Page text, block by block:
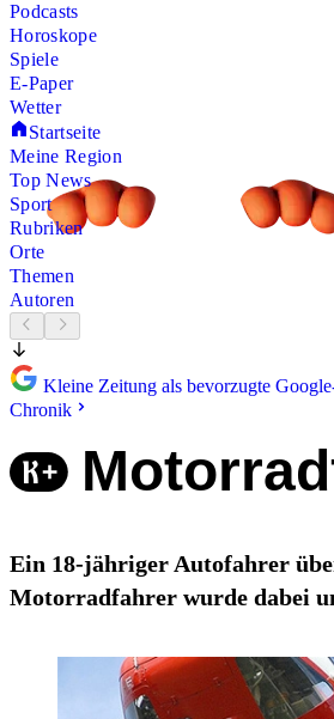
Podcasts
Horoskope
Spiele
E-Paper
Wetter
Startseite
Meine Region
Top News
Sport
Rubriken
Orte
Themen
Autoren
Kleine Zeitung als bevorzugte
Chronik
Ein 18-jähriger Autofahrer
Motorradfahrer wurde dabei